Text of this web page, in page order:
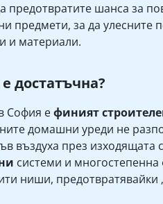
предотвратите шанса за
предмети, за да улесните
и материали.
достатъчна?
София ефиният
домашни уреди не
въздуха през изходящата
системи и
ниши, предотвратявайки